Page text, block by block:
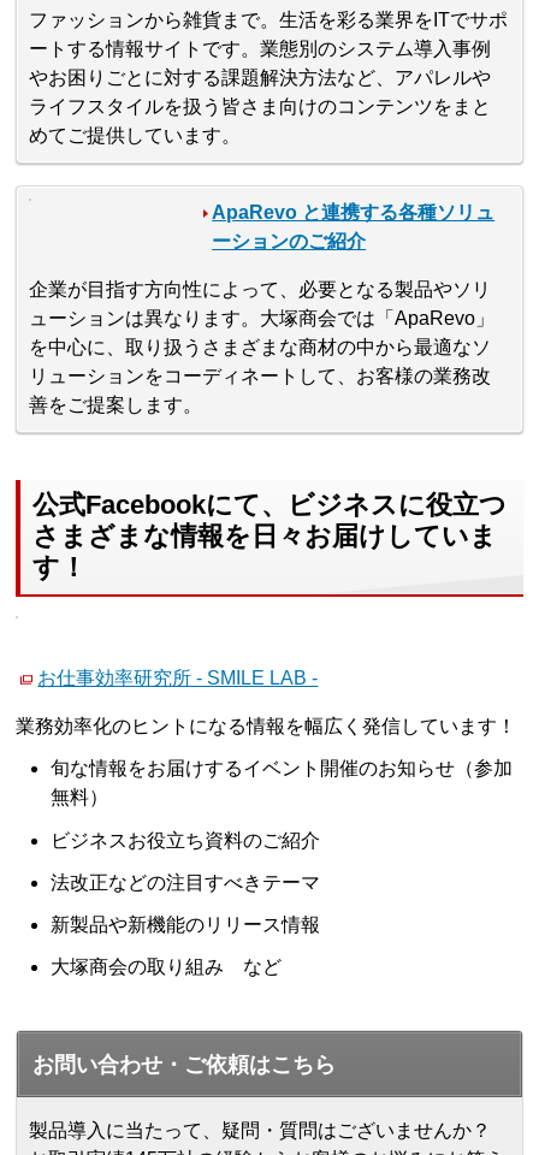
ファッションから雑貨まで。生活を彩る業界をITでサポ
ートする情報サイトです。業態別のシステム導入事例
やお困りごとに対する課題解決方法など、アパレルや
ライフスタイルを扱う皆さま向けのコンテンツをまと
めてご提供しています。
ApaRevo と連携する各種ソリュ
ーションのご紹介
企業が目指す方向性によって、必要となる製品やソリ
ューションは異なります。大塚商会では「ApaRevo」
を中心に、取り扱うさまざまな商材の中から最適なソ
リューションをコーディネートして、お客様の業務改
善をご提案します。
公式Facebookにて、ビジネスに役立つ
さまざまな情報を日々お届けしていま
す！
お仕事効率研究所 - SMILE LAB -
業務効率化のヒントになる情報を幅広く発信しています！
旬な情報をお届けするイベント開催のお知らせ（参加
無料）
ビジネスお役立ち資料のご紹介
法改正などの注目すべきテーマ
新製品や新機能のリリース情報
大塚商会の取り組み など
お問い合わせ・ご依頼はこちら
製品導入に当たって、疑問・質問はございませんか？